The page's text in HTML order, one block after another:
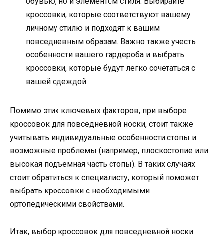
кроссовки, которые соответствуют вашему
личному стилю и подходят к вашим
повседневным образам. Важно также учесть
особенности вашего гардероба и выбрать
кроссовки, которые будут легко сочетаться с
вашей одеждой.
Помимо этих ключевых факторов, при выборе
кроссовок для повседневной носки, стоит также
учитывать индивидуальные особенности стопы и
возможные проблемы (например, плоскостопие или
высокая подъемная часть стопы). В таких случаях
стоит обратиться к специалисту, который поможет
выбрать кроссовки с необходимыми
ортопедическими свойствами.
Итак, выбор кроссовок для повседневной носки